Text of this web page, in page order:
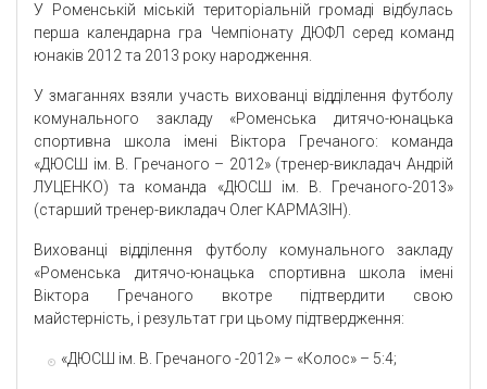
У Роменській міській територіальній громаді відбулась
перша календарна гра Чемпіонату ДЮФЛ серед команд
юнаків 2012 та 2013 року народження.
У змаганнях взяли участь вихованці відділення футболу
комунального закладу «Роменська дитячо-юнацька
спортивна школа імені Віктора Гречаного: команда
«ДЮСШ ім. В. Гречаного – 2012» (тренер-викладач Андрій
ЛУЦЕНКО) та команда «ДЮСШ ім. В. Гречаного-2013»
(старший тренер-викладач Олег КАРМАЗІН).
Вихованці відділення футболу комунального закладу
«Роменська дитячо-юнацька спортивна школа імені
Віктора Гречаного вкотре підтвердити свою
майстерність, і результат гри цьому підтвердження:
«ДЮСШ ім. В. Гречаного -2012» – «Колос» – 5:4;